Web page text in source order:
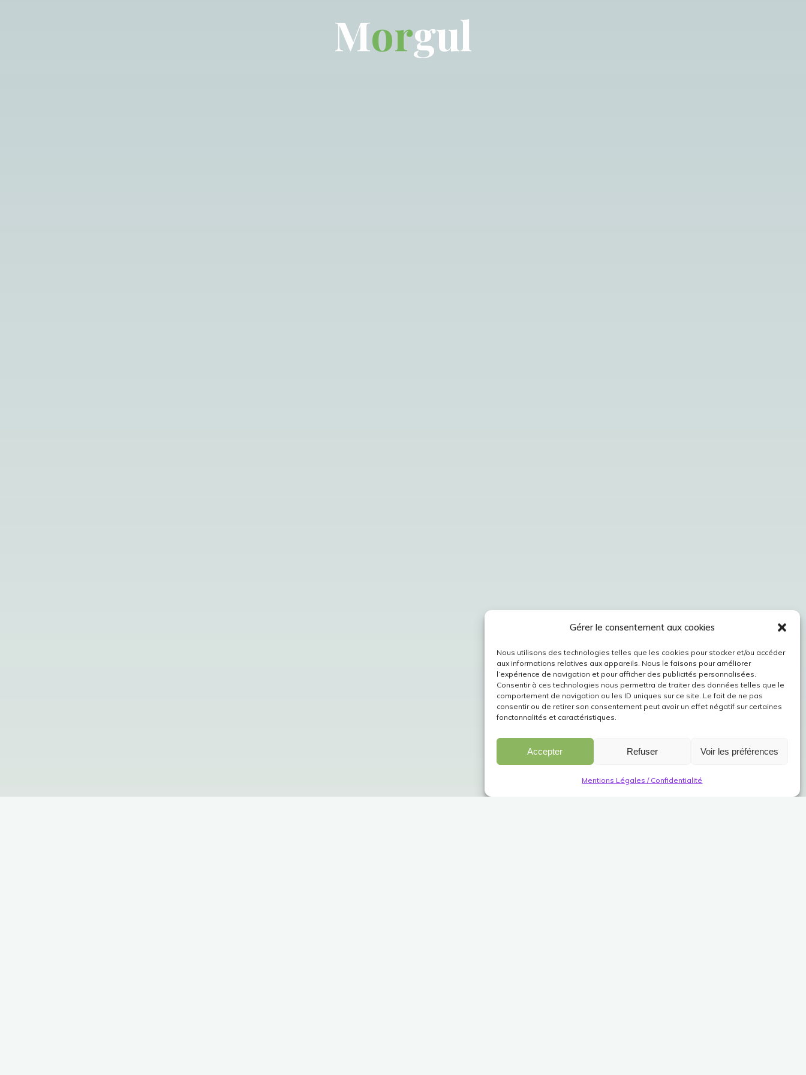
Gérer le consentement aux cookies
Nous utilisons des technologies telles que les cookies pour stocker et/ou accéder
aux informations relatives aux appareils. Nous le faisons pour améliorer
l’expérience de navigation et pour afficher des publicités personnalisées.
Consentir à ces technologies nous permettra de traiter des données telles que le
comportement de navigation ou les ID uniques sur ce site. Le fait de ne pas
consentir ou de retirer son consentement peut avoir un effet négatif sur certaines
fonctonnalités et caractéristiques.
Accepter Refuser Voir les préférences
Mentions Légales / Confidentialité
Morgul
l